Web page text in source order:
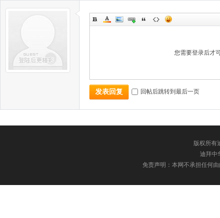
您需要登录后才
发表回复 回帖后跳转到最后一页
版权所有
迪拜中
免责声明：本网不承担任何